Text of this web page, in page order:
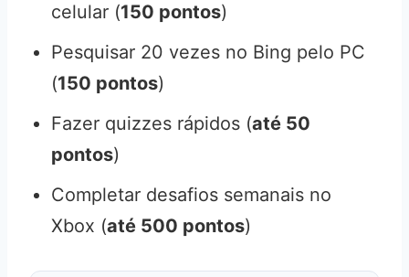
celular (150 pontos)
Pesquisar 20 vezes no Bing pelo PC
(150 pontos)
Fazer quizzes rápidos (até 50
pontos)
Completar desafios semanais no
Xbox (até 500 pontos)